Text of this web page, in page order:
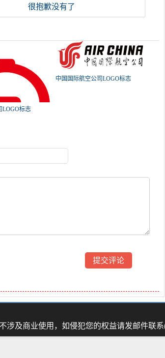
很抱歉没有了
LOGO标志
中国国际航空公司LOGO标志
涉及商业使用，如侵犯您的权益请发邮件联系